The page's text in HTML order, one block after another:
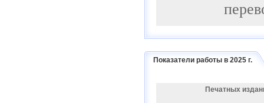
Показатели работы в 2025 г.
Печатных